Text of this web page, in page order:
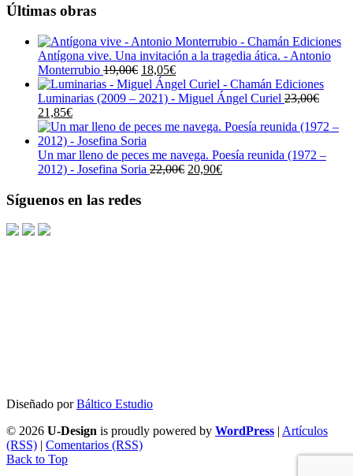
Últimas obras
Antígona vive. Una invitación a la tragedia ática. - Antonio
Monterrubio 19,00€ El
precio
original
19,00€.
18,05€El
precio
actual
18,05€.
Luminarias (2009 – 2021) - Miguel Ángel Curiel 23,00€
El
precio
original
era:
23,00€.
21,85€El
precio
actual
es:
21,85€.
Un mar lleno de peces me navega. Poesía reunida (1972 –
2012) - Josefina Soria 22,00€ El
20,90€El
Síguenos en las redes
Diseñado porBáltico Estudio
© 2026 U-Design is proudly powered by WordPress | Artículos
(RSS) | Comentarios (RSS)
Back to Top